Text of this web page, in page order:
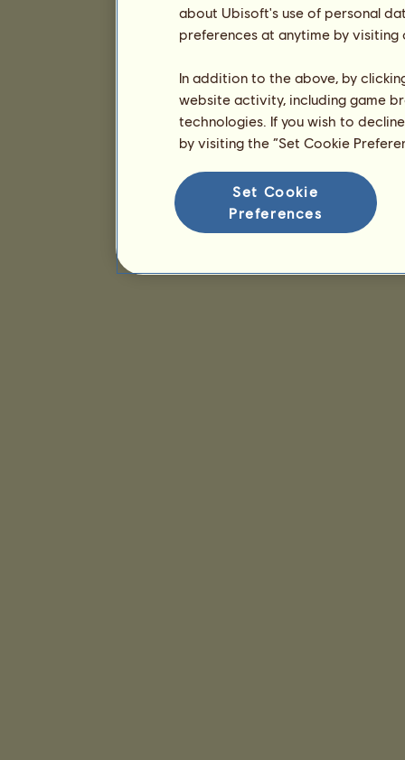
about Ubisoft's use of personal
preferences at anytime by
In addition to the above, by
website activity, including game
technologies. If you wish to
by visiting the “Set Cookie
Set Cookie
Preferences